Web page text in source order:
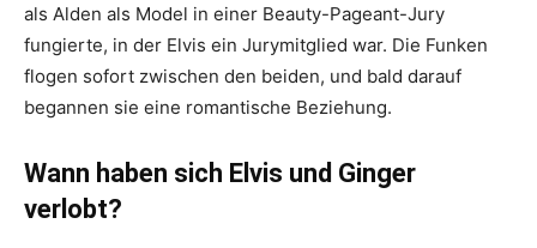
als Alden als Model in einer Beauty-Pageant-Jury
fungierte, in der Elvis ein Jurymitglied war. Die Funken
flogen sofort zwischen den beiden, und bald darauf
begannen sie eine romantische Beziehung.
Wann haben sich Elvis und Ginger
verlobt?